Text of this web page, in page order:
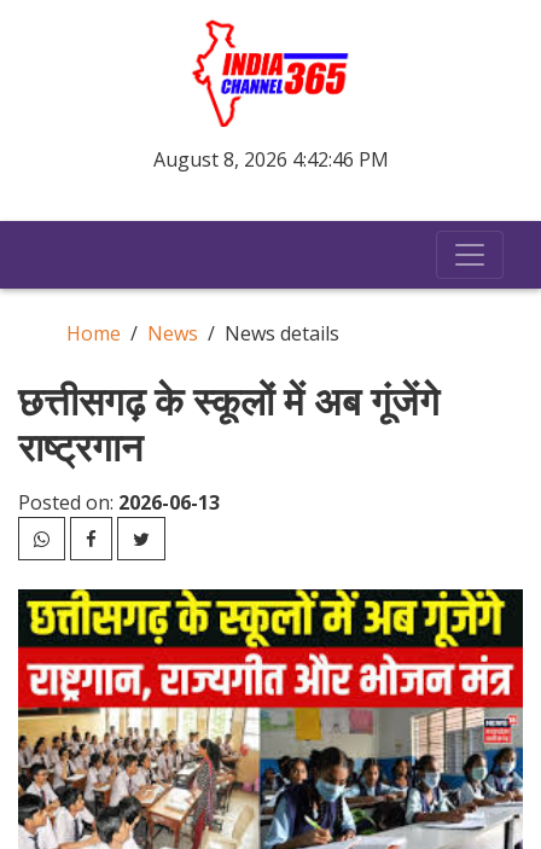
August 8, 2026 4:42:46 PM
Home News News details
छत्तीसगढ़ के स्कूलों में अब गूंजेंगे
राष्ट्रगान
Posted on: 2026-06-13